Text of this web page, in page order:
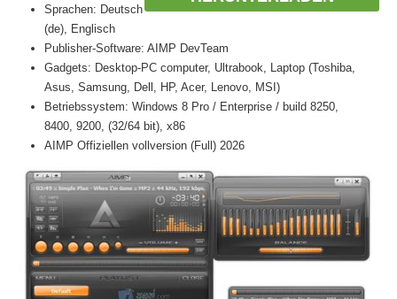
Sprachen: Deutsch
(de), Englisch
Publisher-Software: AIMP DevTeam
Gadgets: Desktop-PC computer, Ultrabook, Laptop (Toshiba,
Asus, Samsung, Dell, HP, Acer, Lenovo, MSI)
Betriebssystem: Windows 8 Pro / Enterprise / build 8250,
8400, 9200, (32/64 bit), x86
AIMP Offiziellen vollversion (Full) 2026